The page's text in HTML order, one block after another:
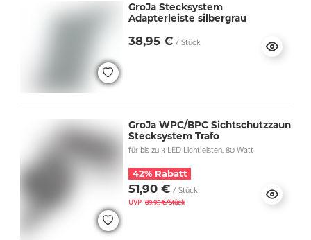
GroJa Stecksystem
Adapterleiste silbergrau
38,95 € / Stück
GroJa WPC/BPC Sichtschutzzaun
Stecksystem Trafo
für bis zu 3 LED Lichtleisten, 80 Watt
42% Rabatt
51,90 € / Stück
UVP 89,95 €/Stück